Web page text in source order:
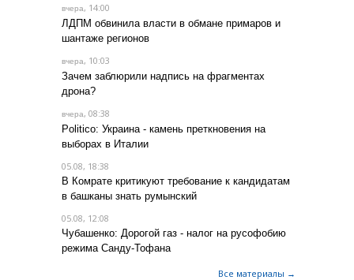
вчера, 14:00
ЛДПМ обвинила власти в обмане примаров и
шантаже регионов
вчера, 10:03
Зачем заблюрили надпись на фрагментах
дрона?
вчера, 08:38
Politico: Украина - камень преткновения на
выборах в Италии
05.08, 18:38
В Комрате критикуют требование к кандидатам
в башканы знать румынский
05.08, 12:08
Чубашенко: Дорогой газ - налог на русофобию
режима Санду-Тофана
Все материалы →